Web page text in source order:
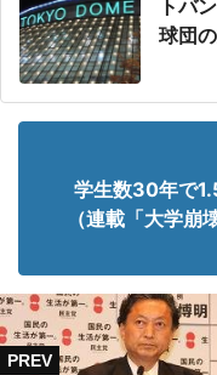
トバ
球団
学生数30年で
（連載「大学崩